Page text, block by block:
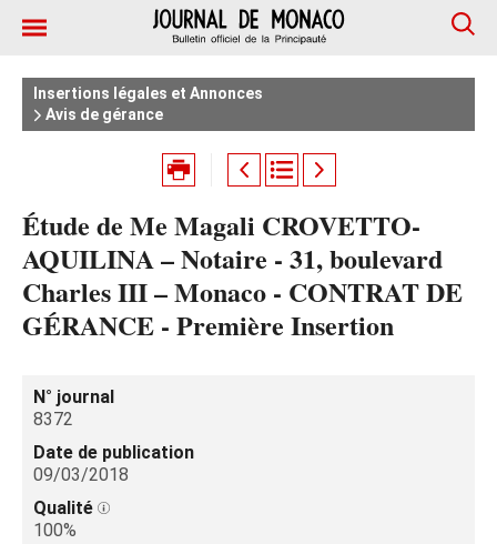
Insertions légales et Annonces
Avis de gérance
Étude de Me Magali CROVETTO-
AQUILINA – Notaire - 31, boulevard
Charles III – Monaco - CONTRAT DE
GÉRANCE - Première Insertion
N° journal
8372
Date de publication
09/03/2018
Qualité
100%